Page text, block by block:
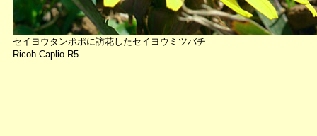
セイヨウタンポポに訪花したセイヨウミツバチ
Ricoh Caplio R5